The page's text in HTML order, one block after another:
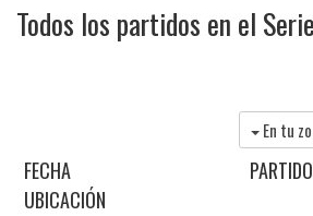
Todos los partidos en el
En tu
FECHA
PARTIDO
UBICACIÓN